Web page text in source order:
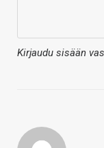
Kirjaudu sisään